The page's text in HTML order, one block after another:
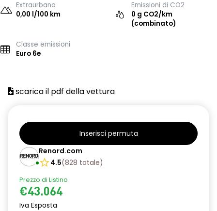
Extraurbano
0,00 l/100 km
Emissioni di CO2
0 g CO2/km
(combinato)
Classe emissioni
Euro 6e
scarica il pdf della vettura
Inserisci permuta
Renord.com
4.5(828 totale)
Prezzo di Listino
€43.064
Iva Esposta